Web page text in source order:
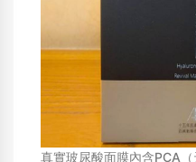
真實玻尿酸面膜內含PCA